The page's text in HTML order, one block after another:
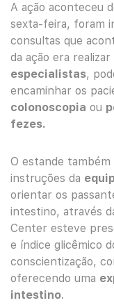
A ação aconteceu
sexta-feira, foram
consultas que
da ação era realizar
especialistas,
encaminhar os
colonoscopia ou
fezes.
O estande
instruções da
orientar os
intestino, através
Center esteve
e índice glicêmico
conscientização,
oferecendo uma
intestino.